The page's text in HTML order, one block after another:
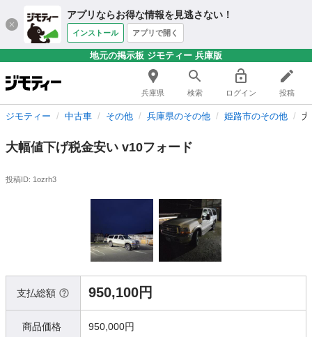
アプリならお得な情報を見逃さない！
インストール アプリで開く
地元の掲示板 ジモティー 兵庫版
兵庫県 検索 ログイン 投稿
ジモティー 中古車 その他 兵庫県のその他 姫路市のその他
大幅値下げ税金安い v10フォード
投稿ID: 1ozrh3
支払総額 950,100円
商品価格 950,000円